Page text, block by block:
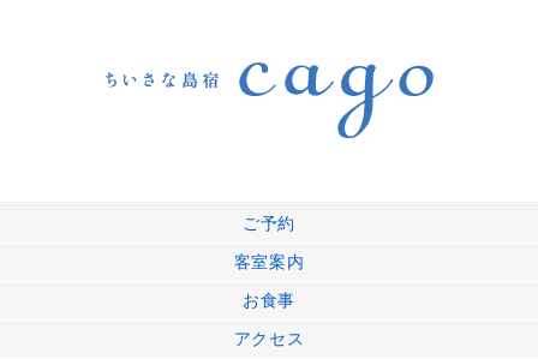
ご予約
客室案内
お食事
アクセス